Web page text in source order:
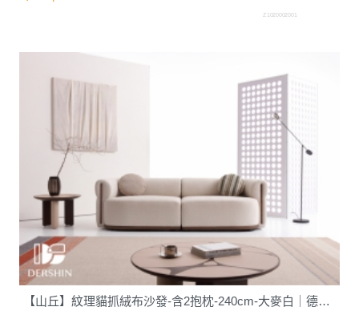
Z1020002001
【山丘】紋理貓抓絨布沙發-含2抱枕-240cm-大麥白｜德新家具